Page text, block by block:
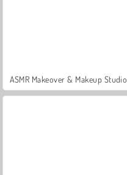
ASMR Makeover & Makeup Studio